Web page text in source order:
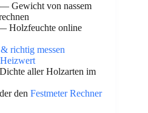
Gewicht von nassem
Holzfeuchte online
richtig messen
aller Holzarten im
den Festmeter Rechner